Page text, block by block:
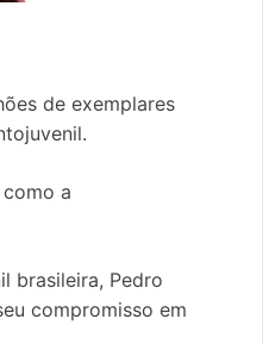
de exemplares
a
brasileira, Pedro
compromisso em